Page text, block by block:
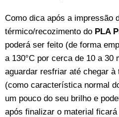
Como dica após a impressão
térmico/recozimento do PLA
poderá ser feito (de forma
a 130°C por cerca de 10 a 30
aguardar resfriar até chegar à
(como característica normal
um pouco do seu brilho e
após finalizar o material